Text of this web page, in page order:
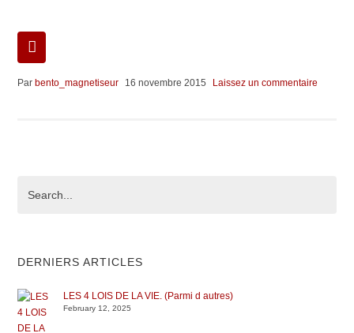
Par bento_magnetiseur 16 novembre 2015 Laissez un commentaire
DERNIERS ARTICLES
LES 4 LOIS DE LA VIE. (Parmi d autres)
February 12, 2025